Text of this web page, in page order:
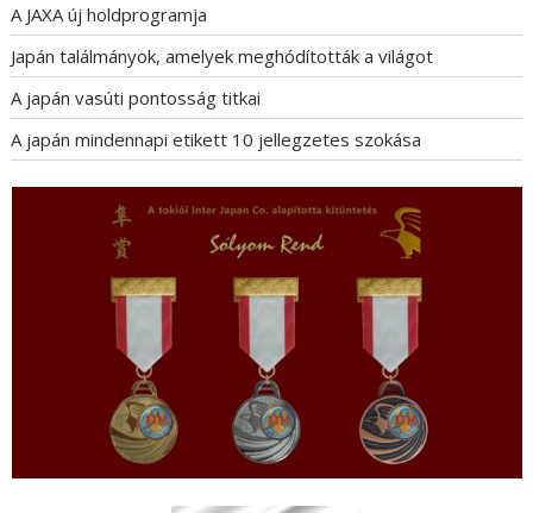
A JAXA új holdprogramja
Japán találmányok, amelyek meghódították a világot
A japán vasúti pontosság titkai
A japán mindennapi etikett 10 jellegzetes szokása